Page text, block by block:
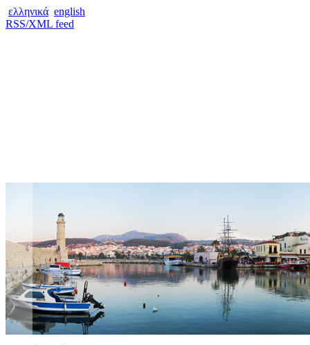
ελληνικά english
RSS/XML feed